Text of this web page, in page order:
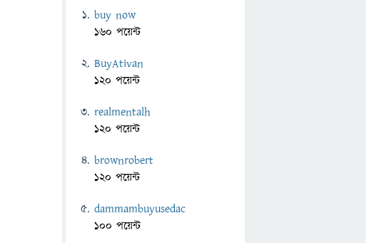
buy now
160 পয়েন্ট
BuyAtivan
120 পয়েন্ট
realmentalh
120 পয়েন্ট
brownrobert
120 পয়েন্ট
dammambuyusedac
100 পয়েন্ট